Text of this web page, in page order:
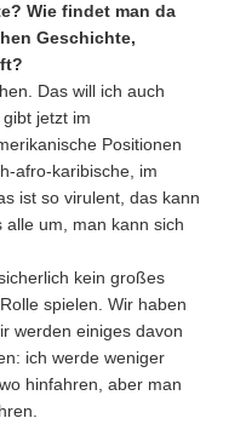
Wie findet man da
Geschichte,
Das will ich auch
jetzt im
Positionen
afro-karibische, im
ist so virulent, das kann
alle um, man kann sich
kein großes
spielen. Wir haben
werden einiges davon
ich werde weniger
hinfahren, aber man